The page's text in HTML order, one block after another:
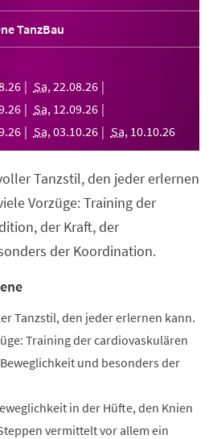
TanzBau
.26 Sa, 22.08.26
.26 Sa, 12.09.26
.26 Sa, 03.10.26 Sa, 10.10.26
Tanzstil, den jeder erlernen
Vorzüge: Training der
der Kraft, der
der Koordination.
Tanzstil, den jeder erlernen kann.
Training der cardiovaskulären
und besonders der
in der Hüfte, den Knien
vermittelt vor allem ein